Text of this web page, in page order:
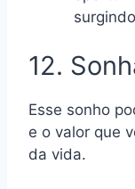
12.
Esse sonho
e o valor que
da vida.